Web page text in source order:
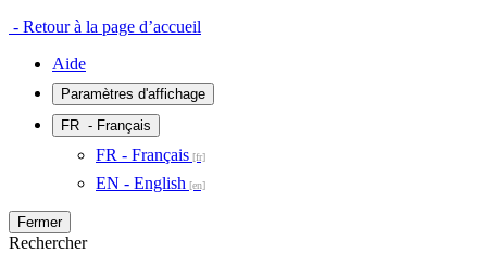
- Retour à la page d’accueil
Aide
Paramètres d'affichage
FR - Français
FR - Français
EN - English
Fermer
Rechercher